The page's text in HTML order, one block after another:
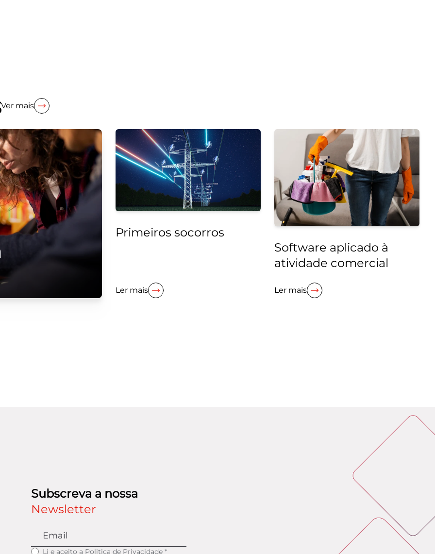
Ver mais
Primeiros socorros
Ler mais
Software aplicado à
atividade comercial
Ler mais
Subscreva a nossa
Newsletter
Li e aceito a Politica de Privacidade *